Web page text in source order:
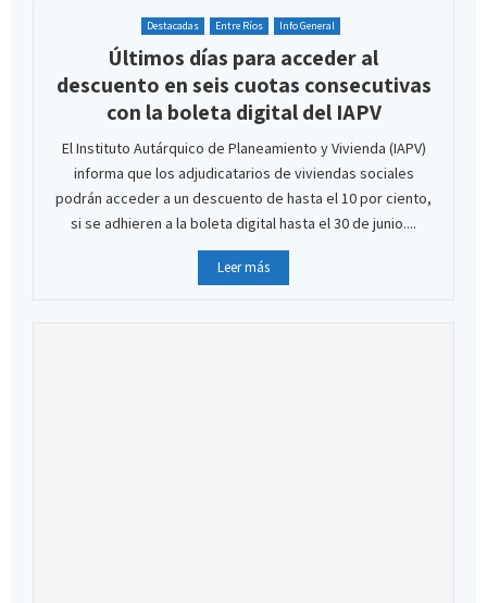
Destacadas Entre Ríos Info General
Últimos días para acceder al
descuento en seis cuotas consecutivas
con la boleta digital del IAPV
El Instituto Autárquico de Planeamiento y Vivienda (IAPV)
informa que los adjudicatarios de viviendas sociales
podrán acceder a un descuento de hasta el 10 por ciento,
si se adhieren a la boleta digital hasta el 30 de junio....
Leer más